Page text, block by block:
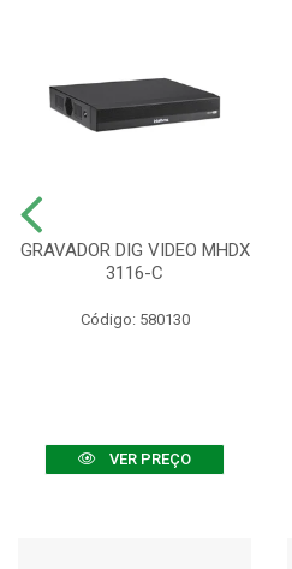
GRAVADOR DIG VIDEO MHDX
3116-C
Código: 580130
VER PREÇO